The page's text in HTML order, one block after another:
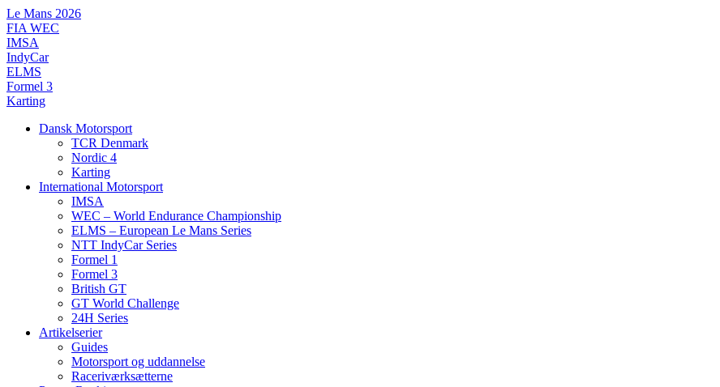
Videre
til
indhold
Le Mans 2026
FIA WEC
IMSA
IndyCar
ELMS
Formel 3
Karting
Dansk Motorsport
TCR Denmark
Nordic 4
Karting
International Motorsport
IMSA
WEC – World Endurance Championship
ELMS – European Le Mans Series
NTT IndyCar Series
Formel 1
Formel 3
British GT
GT World Challenge
24H Series
Artikelserier
Guides
Motorsport og uddannelse
Raceriværksætterne